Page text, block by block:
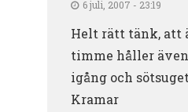
6 juli, 2007 - 23:19
Helt rätt tänk, att
timme håller
igång och
Kramar